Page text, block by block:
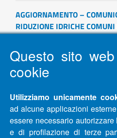
AGGIORNAMENTO –
RIDUZIONE IDRICHE
PESCARA, CHIETI E
01/12/2020
AGGIORNAMENTO –
PESCARA, CHIETI E
24/11/2020
Questo sito
cookie
Utilizziamo unicamente
ad alcune applicazioni
essere necessario
e di profilazione di terze